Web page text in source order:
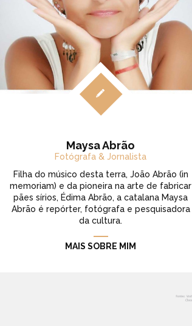
Maysa Abrão
Fotógrafa & Jornalista
Filha do músico desta terra, João Abrão (in
memoriam) e da pioneira na arte de fabricar
pães sírios, Édima Abrão, a catalana Maysa
Abrão é repórter, fotógrafa e pesquisadora
da cultura.
MAIS SOBRE MIM